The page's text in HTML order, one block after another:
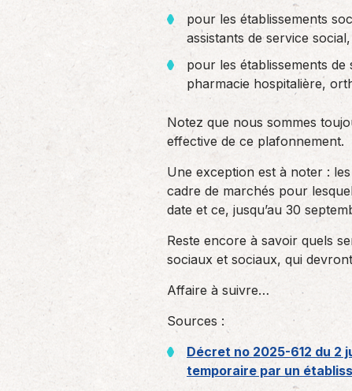
pour les établissements
assistants de service
pour les établissements
pharmacie hospitalière,
Notez que nous sommes
effective de ce plafonnement.
Une exception est à noter :
cadre de marchés pour
date et ce, jusqu’au 30
Reste encore à savoir quels
sociaux et sociaux, qui
Affaire à suivre…
Sources :
Décret no 2025-612 du 2
temporaire par un